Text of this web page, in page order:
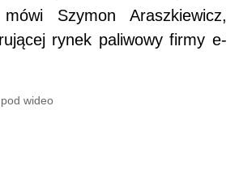
Szymon Araszkiewicz,
rynek paliwowy firmy e-
wideo